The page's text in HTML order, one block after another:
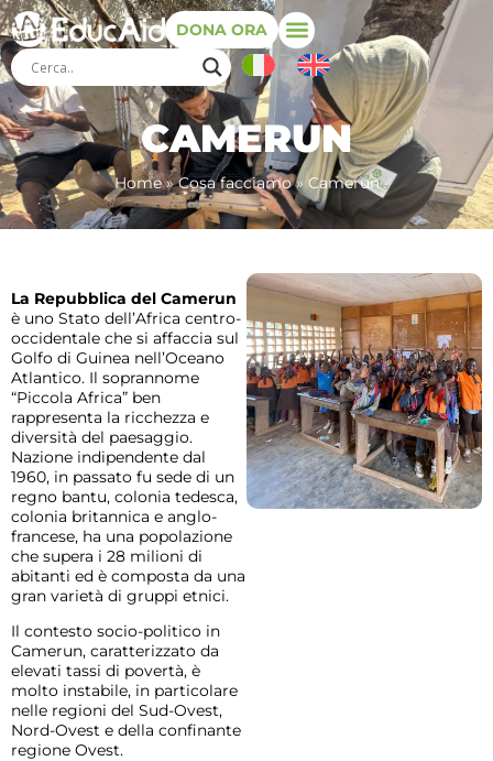
DONA ORA
CAMERUN
Home»Cosa facciamo» Camerun
La Repubblica del Camerun
è uno Stato dell’Africa centro-
occidentale che si affaccia sul
Golfo di Guinea nell’Oceano
Atlantico. Il soprannome
“Piccola Africa” ben
rappresenta la ricchezza e
diversità del paesaggio.
Nazione indipendente dal
1960, in passato fu sede di un
regno bantu, colonia tedesca,
colonia britannica e anglo-
francese, ha una popolazione
che supera i 28 milioni di
abitanti ed è composta da una
gran varietà di gruppi etnici.
Il contesto socio-politico in
Camerun, caratterizzato da
elevati tassi di povertà, è
molto instabile, in particolare
nelle regioni del Sud-Ovest,
Nord-Ovest e della confinante
regione Ovest.